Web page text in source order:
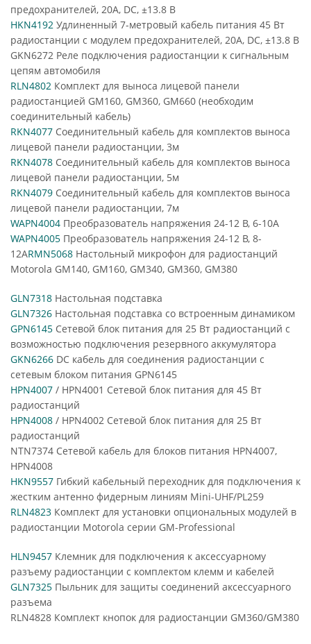
предохранителей, 20А, DC, ±13.8 В
HKN4192 Удлиненный 7-метровый кабель питания 45 Вт
радиостанции с модулем предохранителей, 20А, DC, ±13.8 В
GKN6272 Реле подключения радиостанции к сигнальным
цепям автомобиля
RLN4802 Комплект для выноса лицевой панели
радиостанцией GM160, GM360, GM660 (необходим
соединительный кабель)
RKN4077 Соединительный кабель для комплектов выноса
лицевой панели радиостанции, 3м
RKN4078 Соединительный кабель для комплектов выноса
лицевой панели радиостанции, 5м
RKN4079 Соединительный кабель для комплектов выноса
лицевой панели радиостанции, 7м
WAPN4004 Преобразователь напряжения 24-12 В, 6-10А
WAPN4005 Преобразователь напряжения 24-12 В, 8-
12АRMN5068 Настольный микрофон для радиостанций
Motorola GM140, GM160, GM340, GM360, GM380
GLN7318 Настольная подставка
GLN7326 Настольная подставка со встроенным динамиком
GPN6145 Сетевой блок питания для 25 Вт радиостанций с
возможностью подключения резервного аккумулятора
GKN6266 DC кабель для соединения радиостанции с
сетевым блоком питания GPN6145
HPN4007 / HPN4001 Сетевой блок питания для 45 Вт
радиостанций
HPN4008 / HPN4002 Сетевой блок питания для 25 Вт
радиостанций
NTN7374 Сетевой кабель для блоков питания HPN4007,
HPN4008
HKN9557 Гибкий кабельный переходник для подключения к
жестким антенно фидерным линиям Mini-UHF/PL259
RLN4823 Комплект для установки опциональных модулей в
радиостанции Motorola серии GM-Professional
HLN9457 Клемник для подключения к аксессуарному
разъему радиостанции с комплектом клемм и кабелей
GLN7325 Пыльник для защиты соединений аксессуарного
разъема
RLN4828 Комплект кнопок для радиостанции GM360/GM380